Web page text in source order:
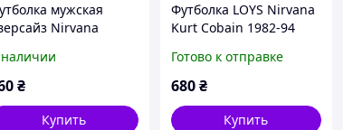
мужская
Nirvana
₴
Купить
Футболка LOYS Nirvana
Kurt Cobain 1982-94
Черный XS
Готово к отправке
680₴
Купить